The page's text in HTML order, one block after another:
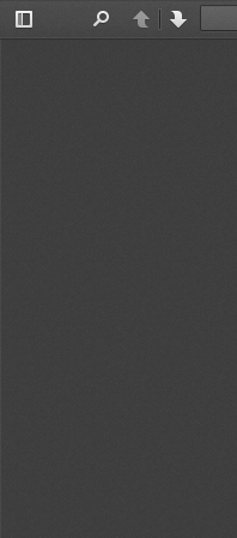
Toggle
PreviousNext